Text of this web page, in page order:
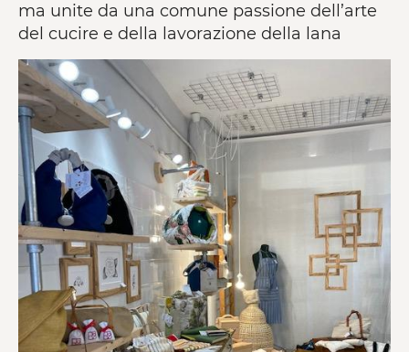
ma unite da una comune passione dell’arte
del cucire e della lavorazione della lana